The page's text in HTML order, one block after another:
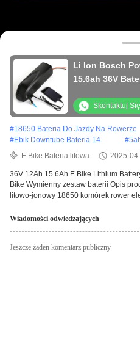
Li Ion Bosch
15.6ah 36V
Skontaktuj
#18650 Bateria Do Jazdy Na Rowerze
#Ebik Downtube Bateria 14 #
E Bike Bateria litowa
2025-
36V 12Ah 15.6Ah E Bike Lithium
Bike Wymienny zestaw baterii Opis
litowo-jonowy 18650 komórek rower
Wiadomości odwiedzających
Jeszcze żaden komentarz publiczny